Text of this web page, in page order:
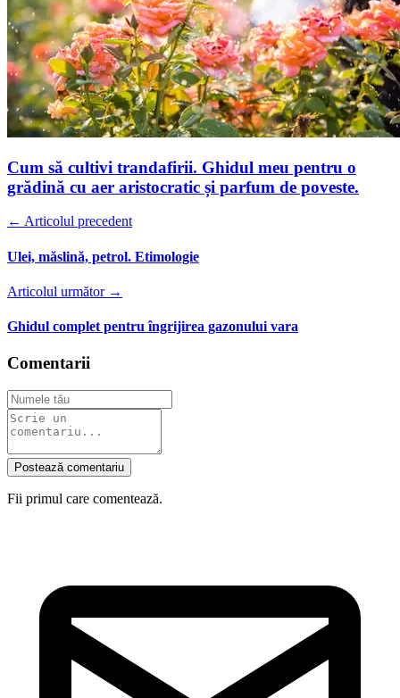
Cum să cultivi trandafirii. Ghidul meu pentru o
grădină cu aer aristocratic și parfum de poveste.
← Articolul precedent
Ulei, măslină, petrol. Etimologie
Articolul următor →
Ghidul complet pentru îngrijirea gazonului vara
Comentarii
Postează comentariu
Fii primul care comentează.